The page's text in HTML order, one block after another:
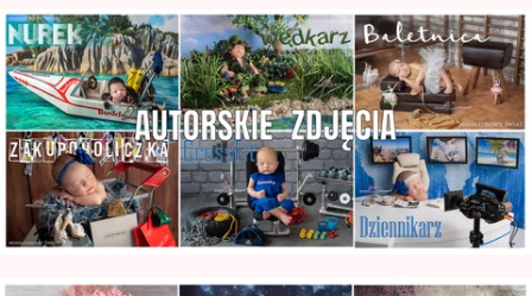
Zdjęcia Noworodkowe Warszawa